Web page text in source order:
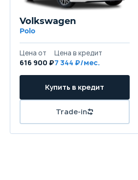
Volkswagen
Polo
Цена от
616 900 ₽
Цена в кредит
7 344 ₽/мес.
Купить в кредит
Trade-in